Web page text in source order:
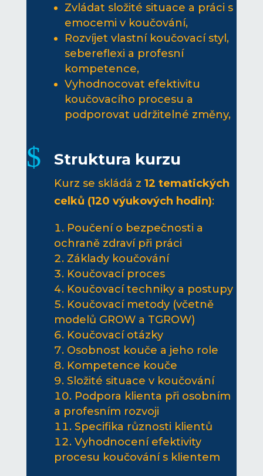
Zvládat složité situace a práci s
emocemi v koučování,
Rozvíjet vlastní koučovací styl,
sebereflexi a profesní
kompetence,
Vyhodnocovat efektivitu
koučovacího procesu a
podporovat udržitelné změny,
$ Struktura kurzu
Kurz se skládá z 12 tematických
celků (120 výukových hodin):
Poučení o bezpečnosti a
ochraně zdraví při práci
Základy koučování
Koučovací proces
Koučovací techniky a postupy
Koučovací metody (včetně
modelů GROW a TGROW)
Koučovací otázky
Osobnost kouče a jeho role
Kompetence kouče
Složité situace v koučování
Podpora klienta při osobním
a profesním rozvoji
Specifika různosti klientů
Vyhodnocení efektivity
procesu koučování s klientem